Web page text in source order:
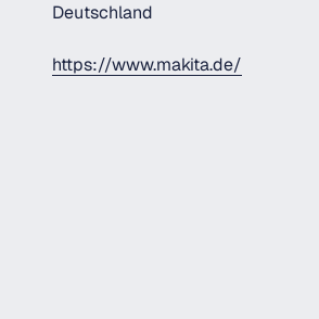
Deutschland
https://www.makita.de/